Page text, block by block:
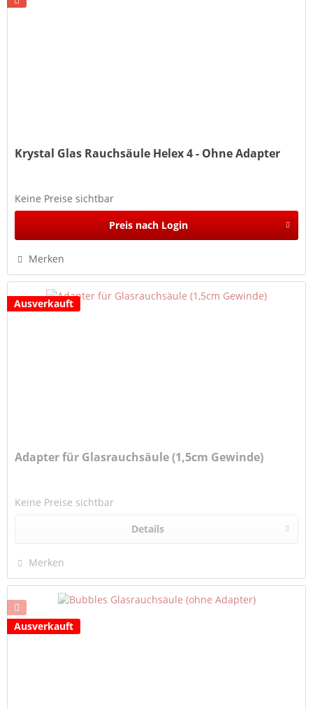
Krystal Glas Rauchsäule Helex 4 - Ohne Adapter
Keine Preise sichtbar
Preis nach Login
Merken
Ausverkauft
Adapter für Glasrauchsäule (1,5cm Gewinde)
Keine Preise sichtbar
Details
Merken
Ausverkauft